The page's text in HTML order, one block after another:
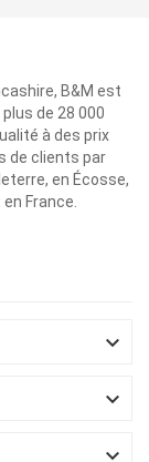
B&M est
de 28 000
à des prix
de clients par
en Écosse,
France.

